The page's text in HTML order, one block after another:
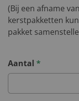
(Bij een afname
kerstpakketten
pakket
Aantal *